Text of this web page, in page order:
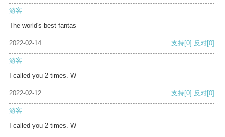
游客
The world's best fantas
2022-02-14 支持[0] 反对[0]
游客
I called you 2 times. W
2022-02-12 支持[0] 反对[0]
游客
I called you 2 times. W